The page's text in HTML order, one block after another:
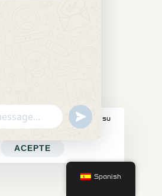
Spanish
utiliza cookies para mejorar su
experiencia web.
ACEPTE
SEND
WHATSAPP
MESSAGE